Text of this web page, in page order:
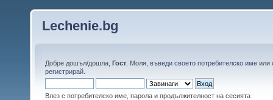
Lechenie.bg
Добре дошъл/дошла, Гост . Моля, въведи своето потребителско име или
регистрирай
Влез с потребителско име, парола и продължителност на сесията